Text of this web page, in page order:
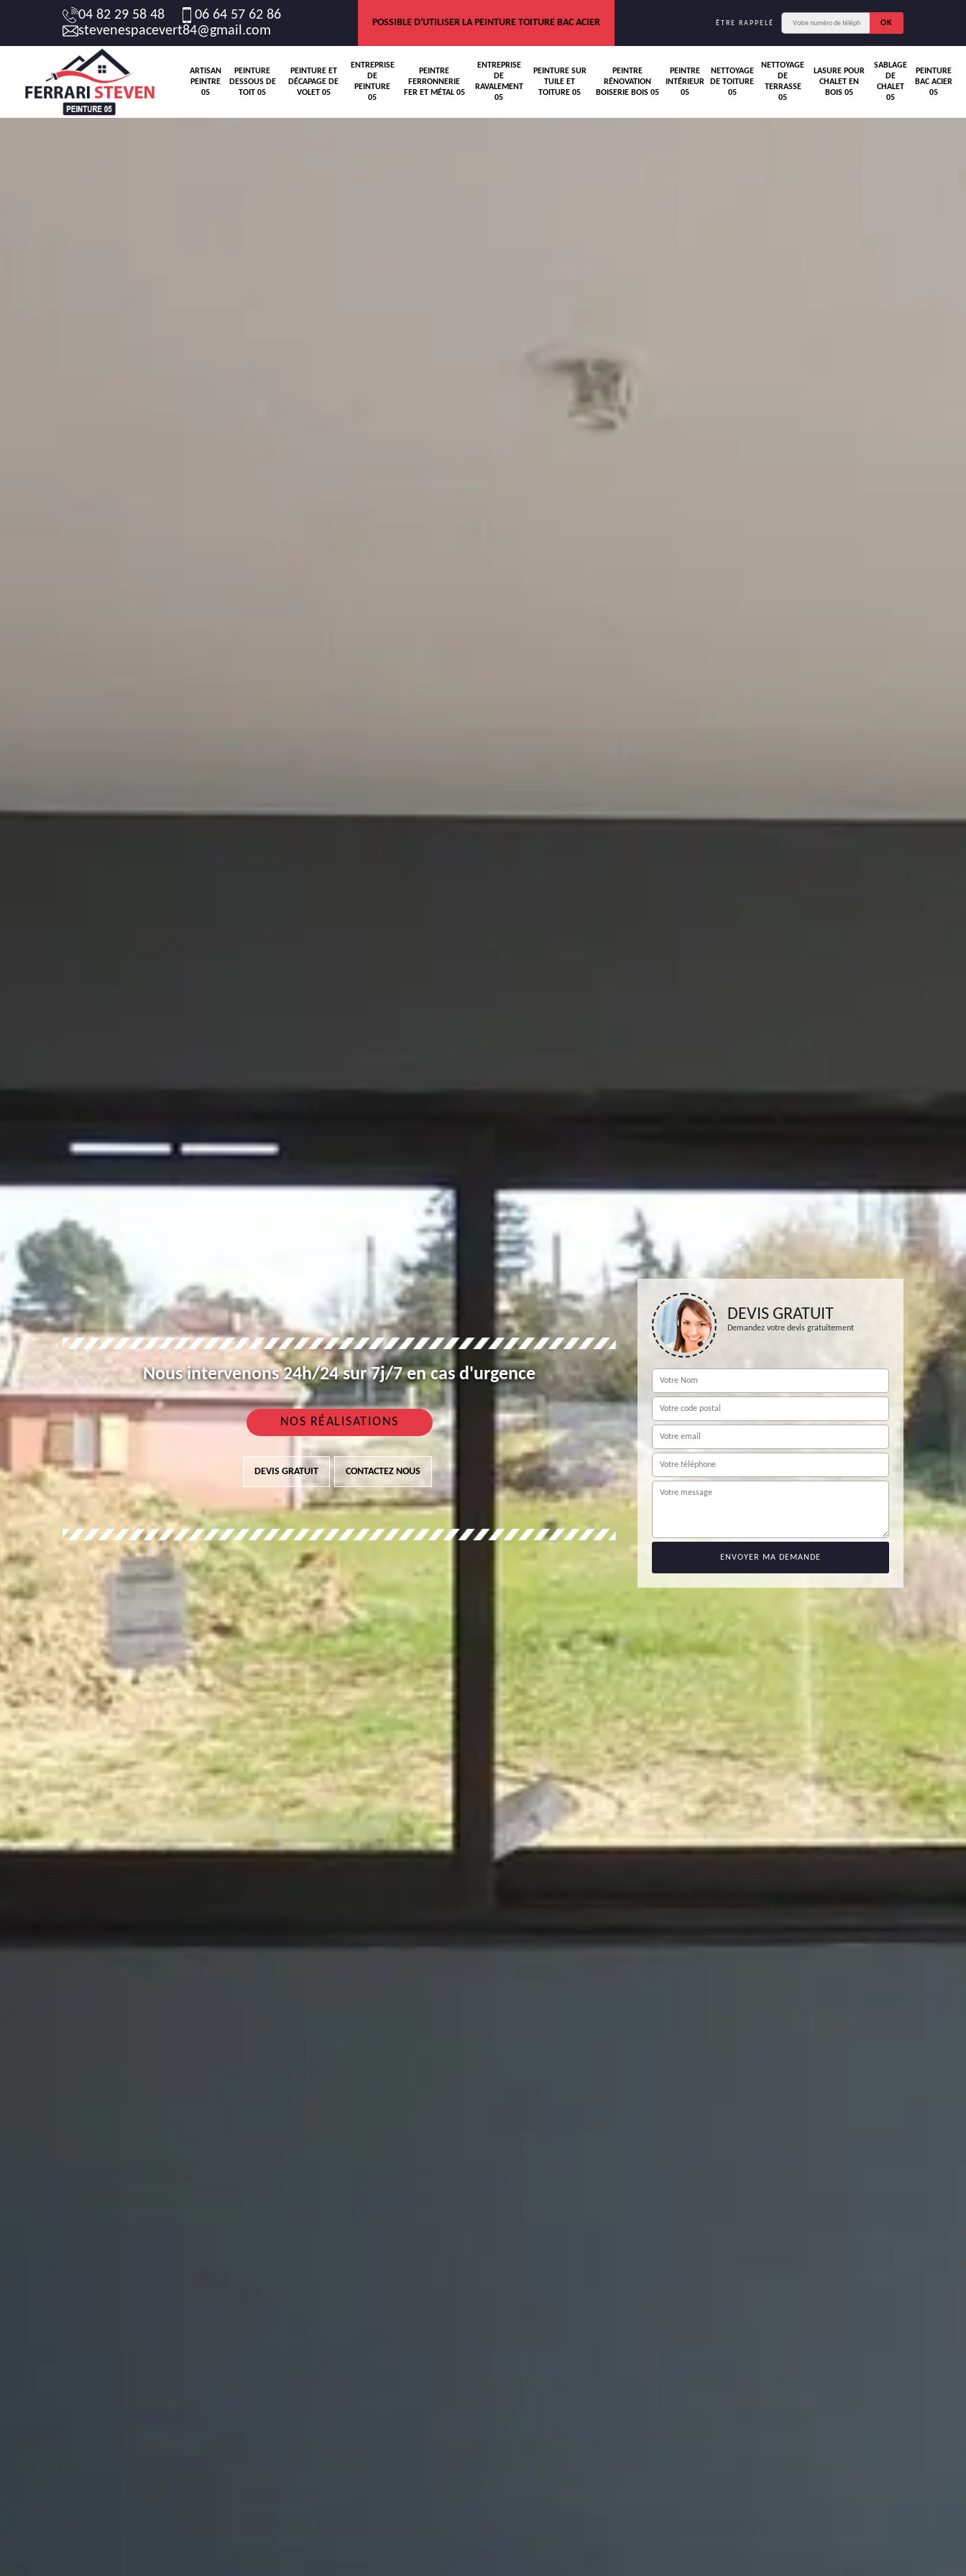
04 82 29 58 48
06 64 57 62 86
stevenespacevert84@gmail.com
POSSIBLE D'UTILISER LA PEINTURE TOITURE BAC ACIER ÊTRE RAPPELÉ
ARTISAN
PEINTRE
05
PEINTURE
DESSOUS DE
TOIT 05
PEINTURE ET
DÉCAPAGE DE
VOLET 05
ENTREPRISE
DE
PEINTURE
05
PEINTRE
FERRONNERIE
FER ET MÉTAL 05
ENTREPRISE
DE
RAVALEMENT
05
PEINTURE SUR
TUILE ET
TOITURE 05
PEINTRE
RÉNOVATION
BOISERIE BOIS 05
PEINTRE
INTÉRIEUR
05
NETTOYAGE
DE TOITURE
05
NETTOYAGE
DE
TERRASSE
05
LASURE POUR
CHALET EN
BOIS 05
SABLAGE
DE
CHALET
05
PEINTURE
BAC ACIER
05
Nous intervenons 24h/24 sur 7j/7 en cas d'urgence
NOS RÉALISATIONS
DEVIS GRATUIT CONTACTEZ NOUS
DEVIS GRATUIT
Demandez votre devis gratuitement